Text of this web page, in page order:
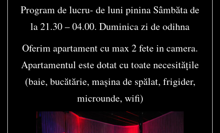
Program de lucru- de luni pinina Sâmbăta de
la 21.30 – 04.00. Duminica zi de odihna
Oferim apartament cu max 2 fete in camera.
Apartamentul este dotat cu toate necesitățile
(baie, bucătărie, mașina de spălat, frigider,
microunde, wifi)